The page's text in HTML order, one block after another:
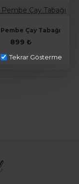
Tekrar Gösterme
Çay Tabağı
899 ₺